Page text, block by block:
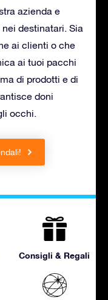
azienda e
destinatari. Sia
ai clienti o che
ai tuoi pacchi
di prodotti e di
doni
occhi.
Consigli & Regali